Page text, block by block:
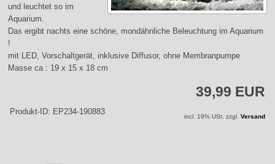
und leuchtet so im
Aquarium.
Das ergibt nachts eine schöne, mondähnliche Beleuchtung im Aquarium
!
mit LED, Vorschaltgerät, inklusive Diffusor, ohne Membranpumpe
Masse ca : 19 x 15 x 18 cm
39,99 EUR
Produkt-ID: EP234-190883
incl. 19% USt. zzgl. Versand